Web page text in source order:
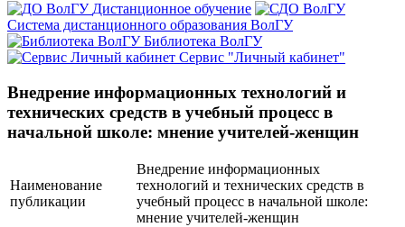
Дистанционное обучение
Система дистанционного образования ВолГУ
Библиотека ВолГУ
Сервис "Личный кабинет"
Внедрение информационных технологий и
технических средств в учебный процесс в
начальной школе: мнение учителей-женщин
Наименование
публикации
Внедрение информационных
технологий и технических средств в
учебный процесс в начальной школе:
мнение учителей-женщин